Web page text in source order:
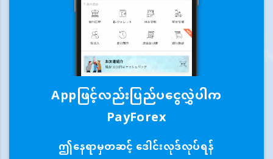
Appဖြင့်လည်းပြည်ပငွေလွှဲပါက
PayForex
ဤနေရာမှတဆင့် ဒေါင်းလုဒ်လုပ်ရန်